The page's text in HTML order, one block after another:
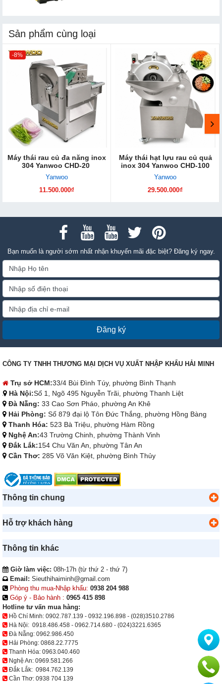
Sản phẩm cùng loại
-8%
Máy thái rau củ đa năng inox
304 Yanwoo CHD-20
Yanwoo
11.500.000₫
Máy thái hạt lựu rau củ quả
inox 304 Yanwoo CHD-100
Yanwoo
29.500.000₫
Bạn muốn là người sớm nhất nhận khuyến mãi đặc biệt? Đăng ký ngay.
Đăng ký
CÔNG TY TNHH THƯƠNG MẠI DỊCH VỤ XUẤT NHẬP KHẨU HẢI MINH
Trụ sở HCM:33/4 Bùi Đình Túy, phường Bình Thạnh
Hà Nội:Số 1, Ngõ 495 Nguyễn Trãi, phường Thanh Liệt
Đà Nẵng: 33 Cao Sơn Pháo, phường An Khê
Hải Phòng: Số 879 đại lộ Tôn Đức Thắng, phường Hồng Bàng
Thanh Hóa: 523 Bà Triệu, phường Hàm Rồng
Nghệ An:43 Trường Chinh, phường Thành Vinh
Đắk Lắk:154 Chu Văn An, phường Tân An
Cần Thơ: 285 Võ Văn Kiệt, phường Bình Thủy
Thông tin chung
Hỗ trợ khách hàng
Thông tin khác
Giờ làm việc: 08h-17h (từ thứ 2 - thứ 7)
Email: Sieuthihaiminh@gmail.com
Phòng thu mua-Nhập khẩu: 0938 204 988
Góp ý - Bảo hành : 0965 415 898
Hotline tư vấn mua hàng:
Hồ Chí Minh: 0902.787.139 - 0932.196.898 - (028)3510.2786
Hà Nội: 0918.486.458 - 0962.714.680 - (024)3221.6365
Đà Nẵng: 0962.986.450
Hải Phòng: 0868.22.7775
Thanh Hóa: 0963.040.460
Nghệ An: 0969.581.266
Đắk Lắk: 0984.762.139
Cần Thơ: 0938 704 139